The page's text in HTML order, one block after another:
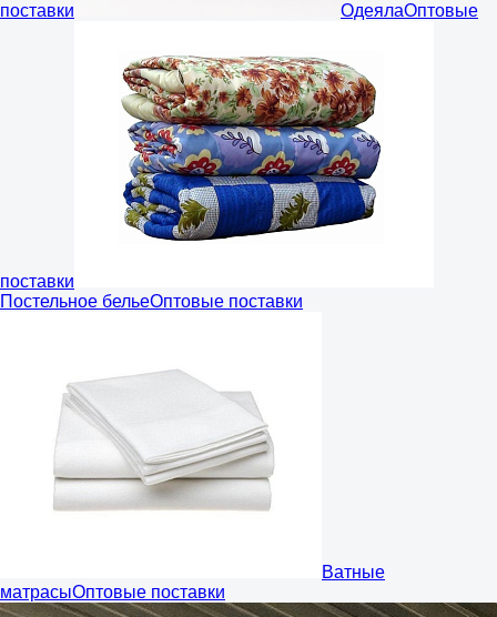
поставки ОдеялаОптовые
поставки
Постельное бельеОптовые поставки
Ватные
матрасыОптовые поставки